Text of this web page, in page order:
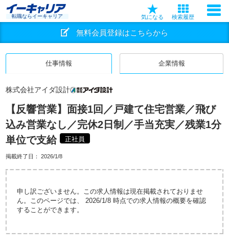
転職ならイーキャリア 気になる 検索履歴
無料会員登録はこちらから
仕事情報 企業情報
株式会社アイダ設計
【反響営業】面接1回／戸建て住宅営業／飛び
込み営業なし／完休2日制／手当充実／残業1分
単位で支給
正社員
掲載終了日： 2026/1/8
申し訳ございません。この求人情報は現在掲載されておりませ
ん。このページでは、 2026/1/8 時点での求人情報の概要を確認
することができます。